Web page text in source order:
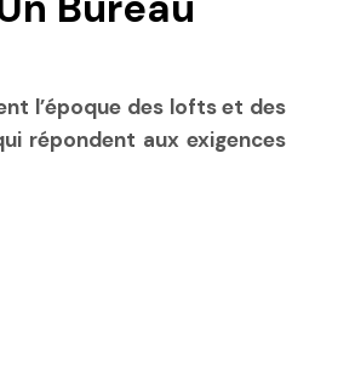
l’époque des lofts et des
répondent aux exigences